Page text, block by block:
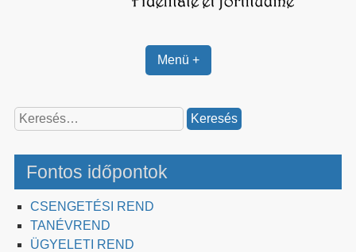
Menü +
Keresés:
Fontos időpontok
CSENGETÉSI REND
TANÉVREND
ÜGYELETI REND